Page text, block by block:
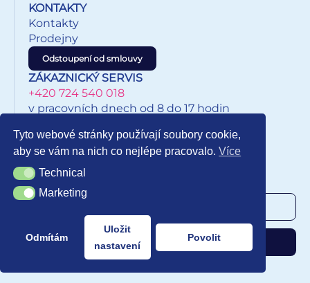
KONTAKTY
Kontakty
Prodejny
Odstoupení od smlouvy
ZÁKAZNICKÝ SERVIS
+420 724 540 018
v pracovních dnech od 8 do 17 hodin
NEWSLETTER
Tyto webové stránky používají soubory cookie,
aby se vám na nich co nejlépe pracovalo.Více
TechnicalTechnical
MarketingMarketing
Odmítám
Uložit
nastavení
Povolit